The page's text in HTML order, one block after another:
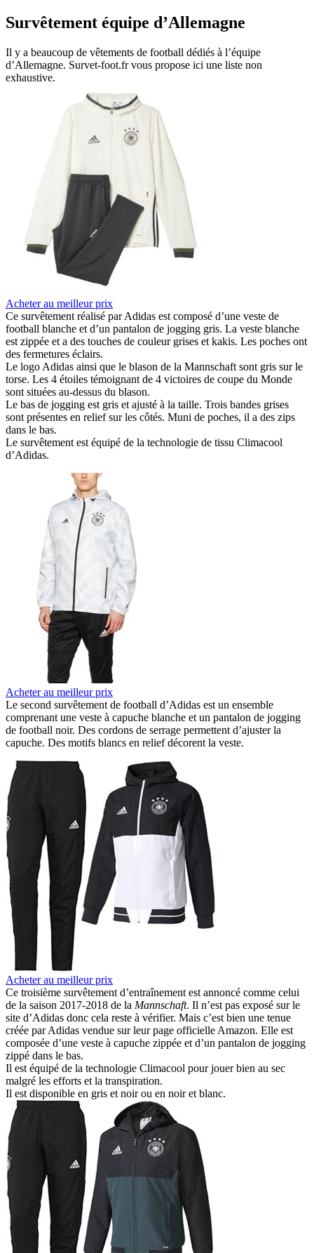
Survêtement équipe d’Allemagne
Il y a beaucoup de vêtements de football dédiés à l’équipe
d’Allemagne. Survet-foot.fr vous propose ici une liste non
exhaustive.
Acheter au meilleur prix
Ce survêtement réalisé par Adidas est composé d’une veste de
football blanche et d’un pantalon de jogging gris. La veste blanche
est zippée et a des touches de couleur grises et kakis. Les poches ont
des fermetures éclairs.
Le logo Adidas ainsi que le blason de la Mannschaft sont gris sur le
torse. Les 4 étoiles témoignant de 4 victoires de coupe du Monde
sont situées au-dessus du blason.
Le bas de jogging est gris et ajusté à la taille. Trois bandes grises
sont présentes en relief sur les côtés. Muni de poches, il a des zips
dans le bas.
Le survêtement est équipé de la technologie de tissu Climacool
d’Adidas.
Acheter au meilleur prix
Le second survêtement de football d’Adidas est un ensemble
comprenant une veste à capuche blanche et un pantalon de jogging
de football noir. Des cordons de serrage permettent d’ajuster la
capuche. Des motifs blancs en relief décorent la veste.
Acheter au meilleur prix
Ce troisième survêtement d’entraînement est annoncé comme celui
de la saison 2017-2018 de la Mannschaft. Il n’est pas exposé sur le
site d’Adidas donc cela reste à vérifier. Mais c’est bien une tenue
créée par Adidas vendue sur leur page officielle Amazon. Elle est
composée d’une veste à capuche zippée et d’un pantalon de jogging
zippé dans le bas.
Il est équipé de la technologie Climacool pour jouer bien au sec
malgré les efforts et la transpiration.
Il est disponible en gris et noir ou en noir et blanc.